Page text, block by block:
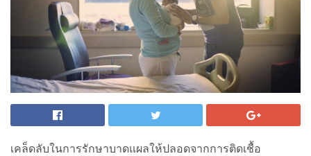
เคล็ดลับในการรักษาบาดแผลให้ปลอดจากการติดเชื้อ